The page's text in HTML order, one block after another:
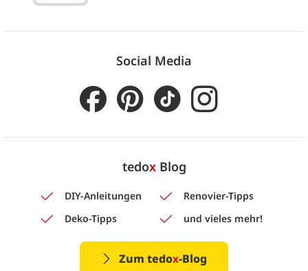
Social Media
tedoxBlog
DIY-Anleitungen
Renovier-Tipps
Deko-Tipps
und vieles mehr!
Zum tedox-Blog